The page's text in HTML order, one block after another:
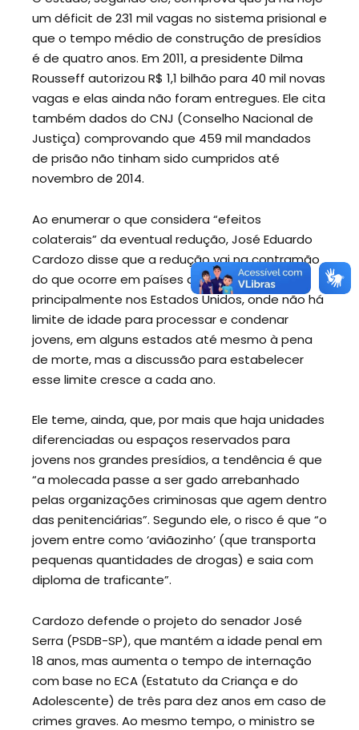
um déficit de 231 mil vagas no sistema prisional e
que o tempo médio de construção de presídios
é de quatro anos. Em 2011, a presidente Dilma
Rousseff autorizou R$ 1,1 bilhão para 40 mil novas
vagas e elas ainda não foram entregues. Ele cita
também dados do CNJ (Conselho Nacional de
Justiça) comprovando que 459 mil mandados
de prisão não tinham sido cumpridos até
novembro de 2014.
Ao enumerar o que considera “efeitos
colaterais” da eventual redução, José Eduardo
Cardozo disse que a redução vai na contramão
do que ocorre em países desenvolvidos,
principalmente nos Estados Unidos, onde não há
limite de idade para processar e condenar
jovens, em alguns estados até mesmo à pena
de morte, mas a discussão para estabelecer
esse limite cresce a cada ano.
Ele teme, ainda, que, por mais que haja unidades
diferenciadas ou espaços reservados para
jovens nos grandes presídios, a tendência é que
“a molecada passe a ser gado arrebanhado
pelas organizações criminosas que agem dentro
das penitenciárias”. Segundo ele, o risco é que “o
jovem entre como ‘aviãozinho’ (que transporta
pequenas quantidades de drogas) e saia com
diploma de traficante”.
Cardozo defende o projeto do senador José
Serra (PSDB-SP), que mantém a idade penal em
18 anos, mas aumenta o tempo de internação
com base no ECA (Estatuto da Criança e do
Adolescente) de três para dez anos em caso de
crimes graves. Ao mesmo tempo, o ministro se